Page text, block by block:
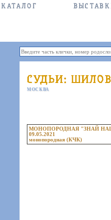
КАТАЛОГ
СУДЬИ:
МОСКВА
МОНОПОРОДНАЯ "ЗНАЙ
09.05.2021
монопородная (КЧК)